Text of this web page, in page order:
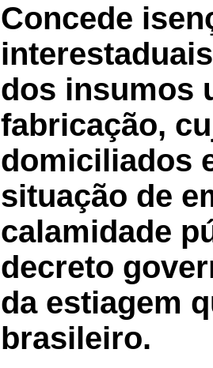
Concede
dos insumos
fabricação,
domiciliados
situação de
calamidade
decreto
da estiagem
brasileiro.